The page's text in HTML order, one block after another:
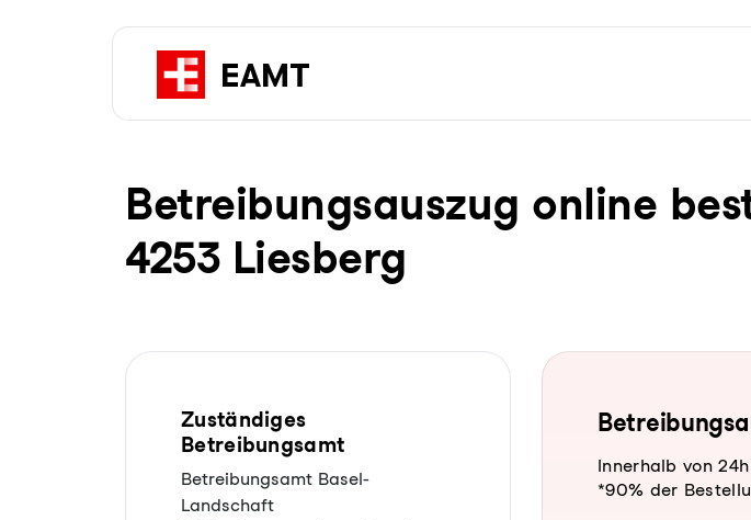
Be­trei­bungs­aus­zug online
4253 Liesberg
Zuständiges
Betreibungsamt
Betreibungsamt Basel-
Landschaft
Innerhalb von
*90% der